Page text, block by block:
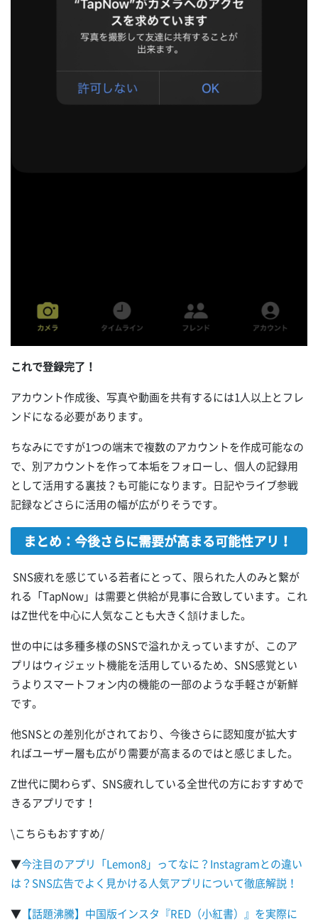
これで登録完了！
アカウント作成後、写真や動画を共有するには1人以上とフレ
ンドになる必要があります。
ちなみにですが1つの端末で複数のアカウントを作成可能なの
で、別アカウントを作って本垢をフォローし、個人の記録用
として活用する裏技？も可能になります。日記やライブ参戦
記録などさらに活用の幅が広がりそうです。
まとめ：今後さらに需要が高まる可能性アリ！
SNS疲れを感じている若者にとって、限られた人のみと繋が
れる「TapNow」は需要と供給が見事に合致しています。これ
はZ世代を中心に人気なことも大きく頷けました。
世の中には多種多様のSNSで溢れかえっていますが、このア
プリはウィジェット機能を活用しているため、SNS感覚とい
うよりスマートフォン内の機能の一部のような手軽さが新鮮
です。
他SNSとの差別化がされており、今後さらに認知度が拡大す
ればユーザー層も広がり需要が高まるのではと感じました。
Z世代に関わらず、SNS疲れしている全世代の方におすすめで
きるアプリです！
\こちらもおすすめ/
▼今注目のアプリ「Lemon8」ってなに？Instagramとの違い
は？SNS広告でよく見かける人気アプリについて徹底解説！
▼ 【話題沸騰】中国版インスタ『RED（小紅書）』を実際に